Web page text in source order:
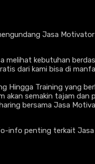
Jasa Motivator
kebutuhan
dari kami bisa di
Hingga Training yang
semakin tajam dan
bersama Jasa
info penting terkait